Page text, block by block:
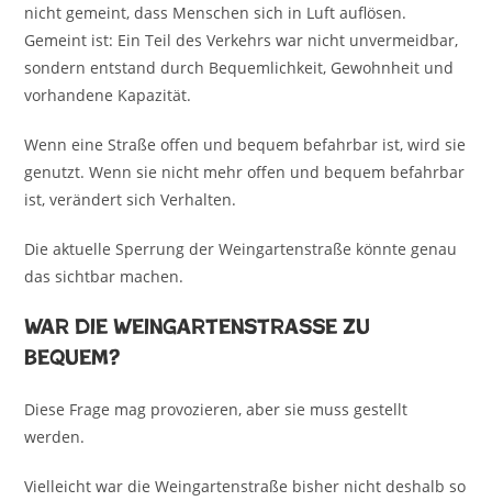
nicht gemeint, dass Menschen sich in Luft auflösen.
Gemeint ist: Ein Teil des Verkehrs war nicht unvermeidbar,
sondern entstand durch Bequemlichkeit, Gewohnheit und
vorhandene Kapazität.
Wenn eine Straße offen und bequem befahrbar ist, wird sie
genutzt. Wenn sie nicht mehr offen und bequem befahrbar
ist, verändert sich Verhalten.
Die aktuelle Sperrung der Weingartenstraße könnte genau
das sichtbar machen.
War die Weingartenstraße zu
bequem?
Diese Frage mag provozieren, aber sie muss gestellt
werden.
Vielleicht war die Weingartenstraße bisher nicht deshalb so